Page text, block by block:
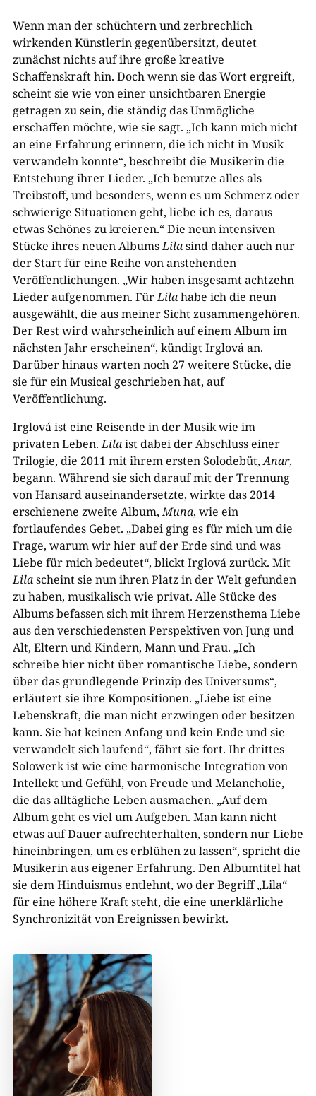
Wenn man der schüchtern und zerbrechlich
wirkenden Künstlerin gegenübersitzt, deutet
zunächst nichts auf ihre große kreative
Schaffenskraft hin. Doch wenn sie das Wort ergreift,
scheint sie wie von einer unsichtbaren Energie
getragen zu sein, die ständig das Unmögliche
erschaffen möchte, wie sie sagt. „Ich kann mich nicht
an eine Erfahrung erinnern, die ich nicht in Musik
verwandeln konnte“, beschreibt die Musikerin die
Entstehung ihrer Lieder. „Ich benutze alles als
Treibstoff, und besonders, wenn es um Schmerz oder
schwierige Situationen geht, liebe ich es, daraus
etwas Schönes zu kreieren.“ Die neun intensiven
Stücke ihres neuen AlbumsLilasind daher auch nur
der Start für eine Reihe von anstehenden
Veröffentlichungen. „Wir haben insgesamt achtzehn
Lieder aufgenommen. FürLilahabe ich die neun
ausgewählt, die aus meiner Sicht zusammengehören.
Der Rest wird wahrscheinlich auf einem Album im
nächsten Jahr erscheinen“, kündigt Irglová an.
Darüber hinaus warten noch 27 weitere Stücke, die
sie für ein Musical geschrieben hat, auf
Veröffentlichung.
Irglová ist eine Reisende in der Musik wie im
privaten Leben.Lilaist dabei der Abschluss einer
Trilogie, die 2011 mit ihrem ersten Solodebüt,Anar,
begann. Während sie sich darauf mit der Trennung
von Hansard auseinandersetzte, wirkte das 2014
erschienene zweite Album,Muna, wie ein
fortlaufendes Gebet. „Dabei ging es für mich um die
Frage, warum wir hier auf der Erde sind und was
Liebe für mich bedeutet“, blickt Irglová zurück. Mit
Lilascheint sie nun ihren Platz in der Welt gefunden
zu haben, musikalisch wie privat. Alle Stücke des
Albums befassen sich mit ihrem Herzensthema Liebe
aus den verschiedensten Perspektiven von Jung und
Alt, Eltern und Kindern, Mann und Frau. „Ich
schreibe hier nicht über romantische Liebe, sondern
über das grundlegende Prinzip des Universums“,
erläutert sie ihre Kompositionen. „Liebe ist eine
Lebenskraft, die man nicht erzwingen oder besitzen
kann. Sie hat keinen Anfang und kein Ende und sie
verwandelt sich laufend“, fährt sie fort. Ihr drittes
Solowerk ist wie eine harmonische Integration von
Intellekt und Gefühl, von Freude und Melancholie,
die das alltägliche Leben ausmachen. „Auf dem
Album geht es viel um Aufgeben. Man kann nicht
etwas auf Dauer aufrechterhalten, sondern nur Liebe
hineinbringen, um es erblühen zu lassen“, spricht die
Musikerin aus eigener Erfahrung. Den Albumtitel hat
sie dem Hinduismus entlehnt, wo der Begriff „Lila“
für eine höhere Kraft steht, die eine unerklärliche
Synchronizität von Ereignissen bewirkt.